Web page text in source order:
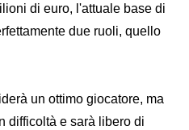
di euro, l'attuale base di
due ruoli, quello
un ottimo giocatore, ma
difficoltà e sarà libero di